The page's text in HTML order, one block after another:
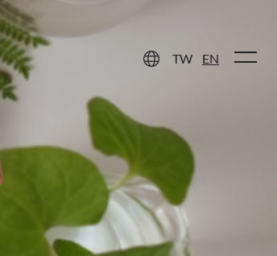
Us
TW EN